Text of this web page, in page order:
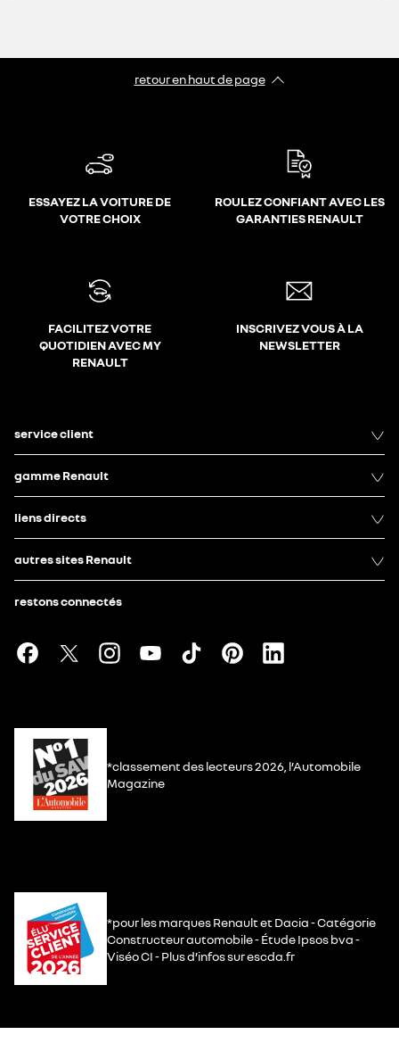
retour en haut de page​
ESSAYEZ LA VOITURE DE
VOTRE CHOIX
ROULEZ CONFIANT AVEC LES
GARANTIES RENAULT
FACILITEZ VOTRE
QUOTIDIEN AVEC MY
RENAULT
INSCRIVEZ VOUS À LA
NEWSLETTER
service client
gamme Renault
liens directs
autres sites Renault
restons connectés
*classement des lecteurs 2026, l’Automobile
Magazine
*pour les marques Renault et Dacia - Catégorie
Constructeur automobile - Étude Ipsos bva -
Viséo CI - Plus d’infos sur escda.fr